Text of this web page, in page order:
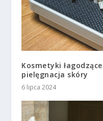
Kosmetyki
pielęgnacja skóry
6 lipca 2024